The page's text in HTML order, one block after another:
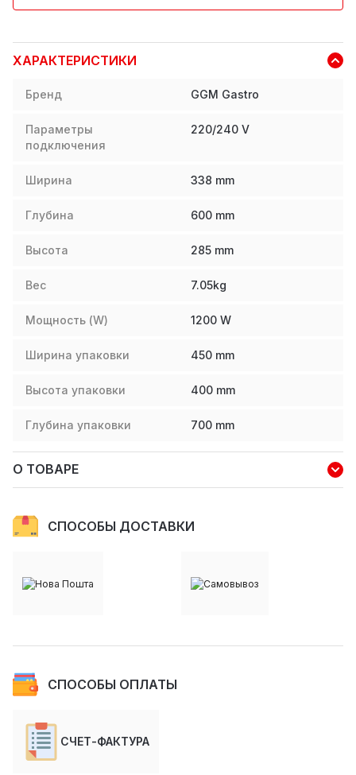
ХАРАКТЕРИСТИКИ
Бренд GGM Gastro
Параметры
подключения
220/240 V
Ширина 338 mm
Глубина 600 mm
Высота 285 mm
Вес 7.05kg
Мощность (W) 1200 W
Ширина упаковки 450 mm
Высота упаковки 400 mm
Глубина упаковки 700 mm
О ТОВАРЕ
СПОСОБЫ ДОСТАВКИ
СПОСОБЫ ОПЛАТЫ
СЧЕТ-ФАКТУРА